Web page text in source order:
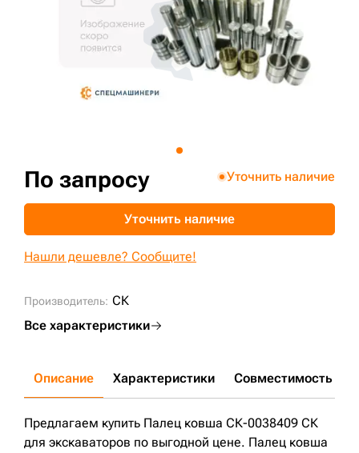
Производитель: СК
Все характеристики
По запросу Уточнить наличие
Уточнить наличие
Нашли дешевле? Сообщите!
Описание Характеристики Совместимость
Предлагаем купить Палец ковша СК-0038409 СК
для экскаваторов по выгодной цене. Палец ковша
3D тур по складам
sksale@skdst.ru